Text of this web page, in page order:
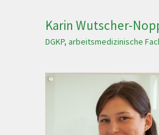
Karin Wutscher-
DGKP, arbeitsmedizinische